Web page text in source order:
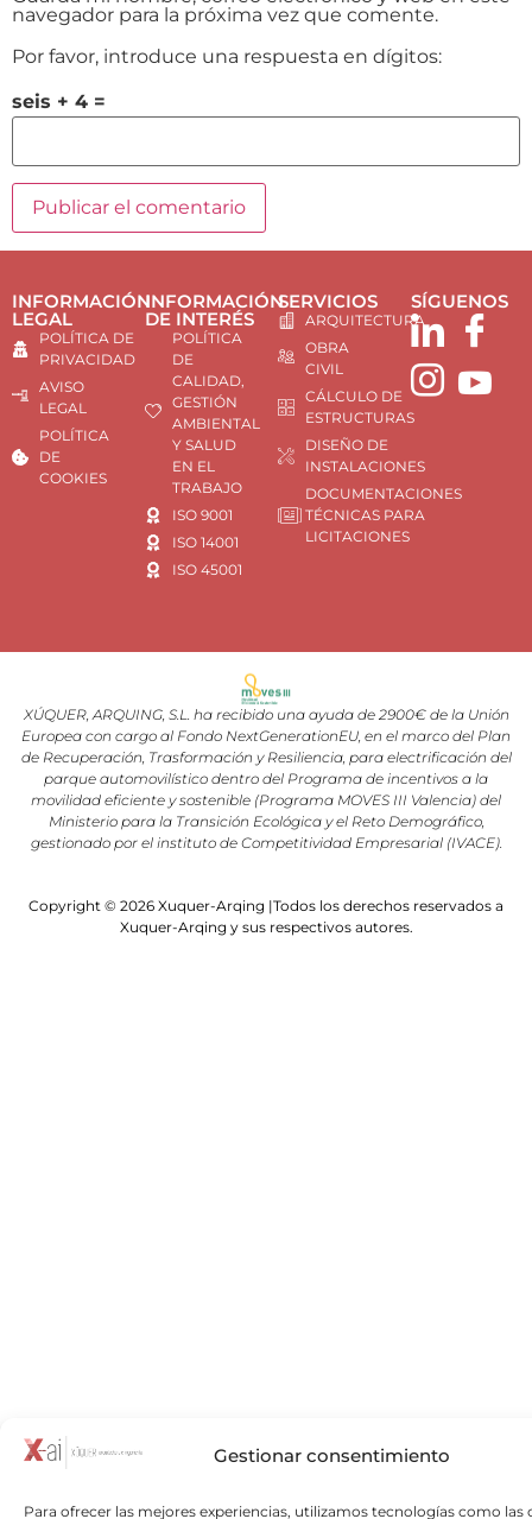
Gestionar consentimiento
Para ofrecer las mejores experiencias, utilizamos tecnologías como las
navegador para la próxima vez que comente.
Por favor, introduce una respuesta en dígitos:
seis + 4 =
INFORMACIÓN
LEGAL
POLÍTICA DE
PRIVACIDAD
AVISO
LEGAL
POLÍTICA
DE
COOKIES
INFORMACIÓN
DE INTERÉS
POLÍTICA
DE
CALIDAD,
GESTIÓN
AMBIENTAL
Y SALUD
EN EL
TRABAJO
ISO 9001
ISO 14001
ISO 45001
SERVICIOS
ARQUITECTURA
OBRA
CIVIL
CÁLCULO DE
ESTRUCTURAS
DISEÑO DE
INSTALACIONES
DOCUMENTACIONES
TÉCNICAS PARA
LICITACIONES
SÍGUENOS
XÚQUER, ARQUING, S.L. ha recibido una ayuda de 2900€ de la Unión
Europea con cargo al Fondo NextGenerationEU, en el marco del Plan
de Recuperación, Trasformación y Resiliencia, para electrificación del
parque automovilístico dentro del Programa de incentivos a la
movilidad eficiente y sostenible (Programa MOVES III Valencia) del
Ministerio para la Transición Ecológica y el Reto Demográfico,
gestionado por el instituto de Competitividad Empresarial (IVACE).
Copyright © 2026 Xuquer-Arqing |Todos los derechos reservados a
Xuquer-Arqing y sus respectivos autores.